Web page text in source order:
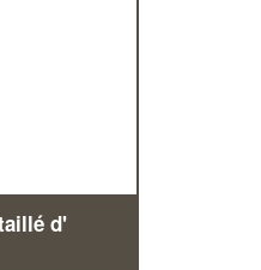
d'